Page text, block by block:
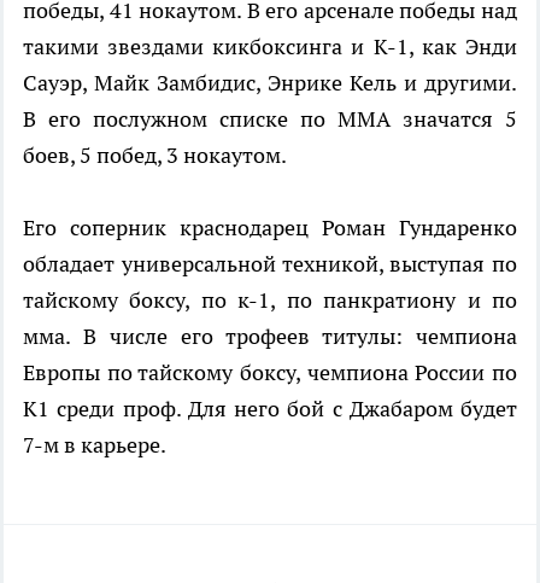
победы, 41 нокаутом. В его арсенале победы над
такими звездами кикбоксинга и К-1, как Энди
Сауэр, Майк Замбидис, Энрике Кель и другими.
В его послужном списке по ММА значатся 5
боев, 5 побед, 3 нокаутом.
Его соперник краснодарец Роман Гундаренко
обладает универсальной техникой, выступая по
тайскому боксу, по к-1, по панкратиону и по
мма. В числе его трофеев титулы: чемпиона
Европы по тайскому боксу, чемпиона России по
К1 среди проф. Для него бой с Джабаром будет
7-м в карьере.